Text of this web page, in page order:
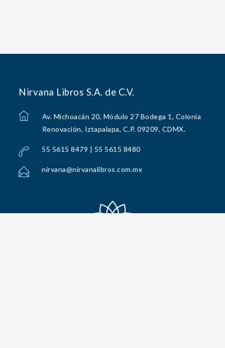
Nirvana Libros S.A. de C.V.
Av. Michoacán 20, Módulo 27 Bodega 1, Colonia
Renovación, Iztapalapa, C.P. 09209, CDMX.
55 5615 8479 | 55 5615 8480
nirvana@nirvanalibros.com.mx